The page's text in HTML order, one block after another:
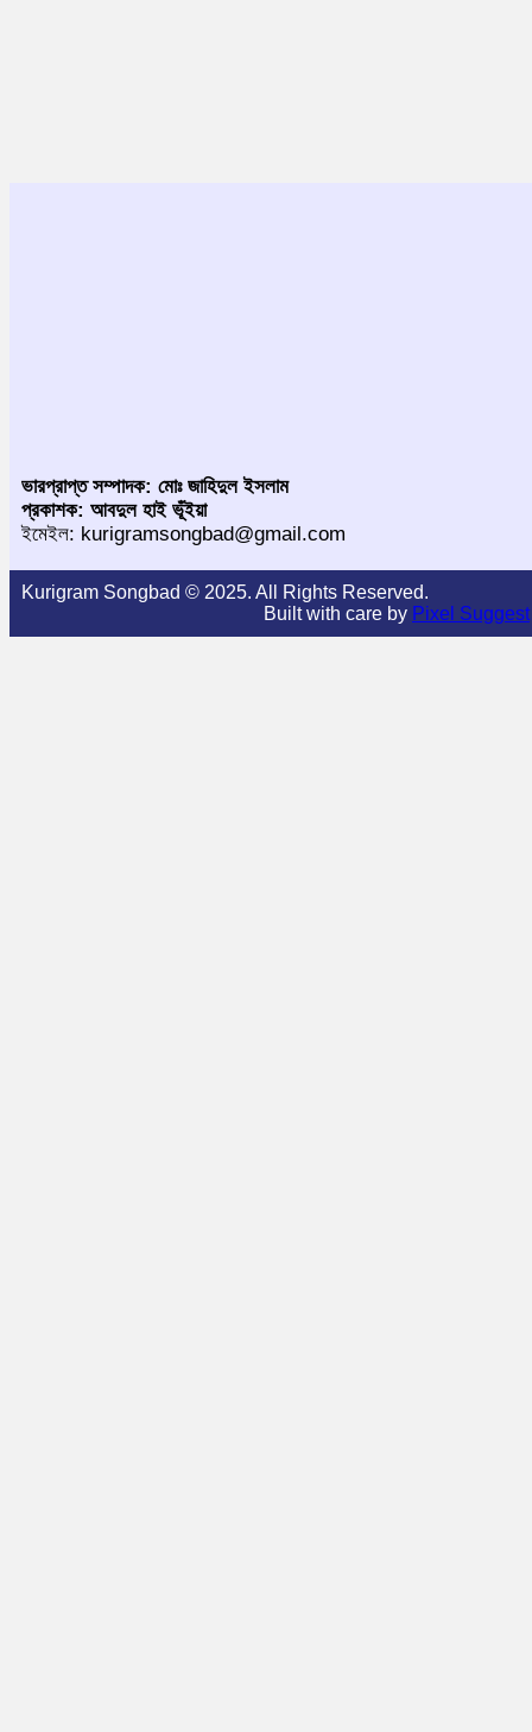
ভারপ্রাপ্ত সম্পাদক: মোঃ জাহিদুল ইসলাম
প্রকাশক: আবদুল হাই ভূঁইয়া
ইমেইল: kurigramsongbad@gmail.com
Kurigram Songbad © 2025. All Rights Reserved.
Built with care by Pixel Suggest